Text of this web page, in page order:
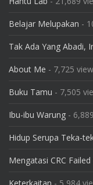
Belajar Melupakan -
Tak Ada Yang Abadi,
About Me - 7,725
Buku Tamu - 7,505
Ibu-ibu Warung -
Hidup Serupa Teka-
Mengatasi CRC